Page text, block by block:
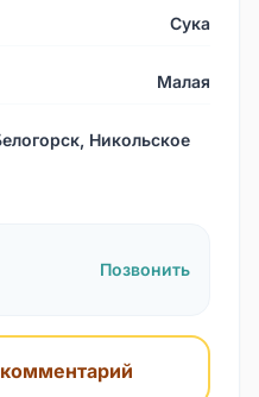
Сука
Малая
Никольское
Позвонить